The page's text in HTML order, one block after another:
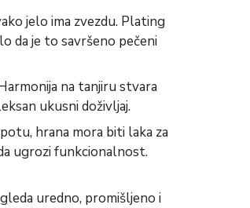
jelo ima zvezdu. Plating
da je to savršeno pečeni
na tanjiru stvara
ukusni doživljaj.
hrana mora biti laka za
ugrozi funkcionalnost.
uredno, promišljeno i